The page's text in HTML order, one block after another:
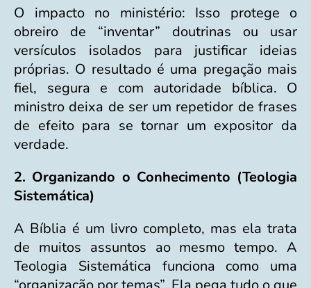
O impacto no ministério: Isso protege o
obreiro de “inventar” doutrinas ou usar
versículos isolados para justificar ideias
próprias. O resultado é uma pregação mais
fiel, segura e com autoridade bíblica. O
ministro deixa de ser um repetidor de frases
de efeito para se tornar um expositor da
verdade.
2. Organizando o Conhecimento (Teologia
Sistemática)
A Bíblia é um livro completo, mas ela trata
de muitos assuntos ao mesmo tempo. A
Teologia Sistemática funciona como uma